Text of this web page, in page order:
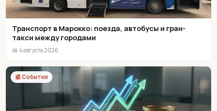
Транспорт в Марокко: поезда, автобусы и гран-
такси между городами
📅 4 августа 2026
📰 События